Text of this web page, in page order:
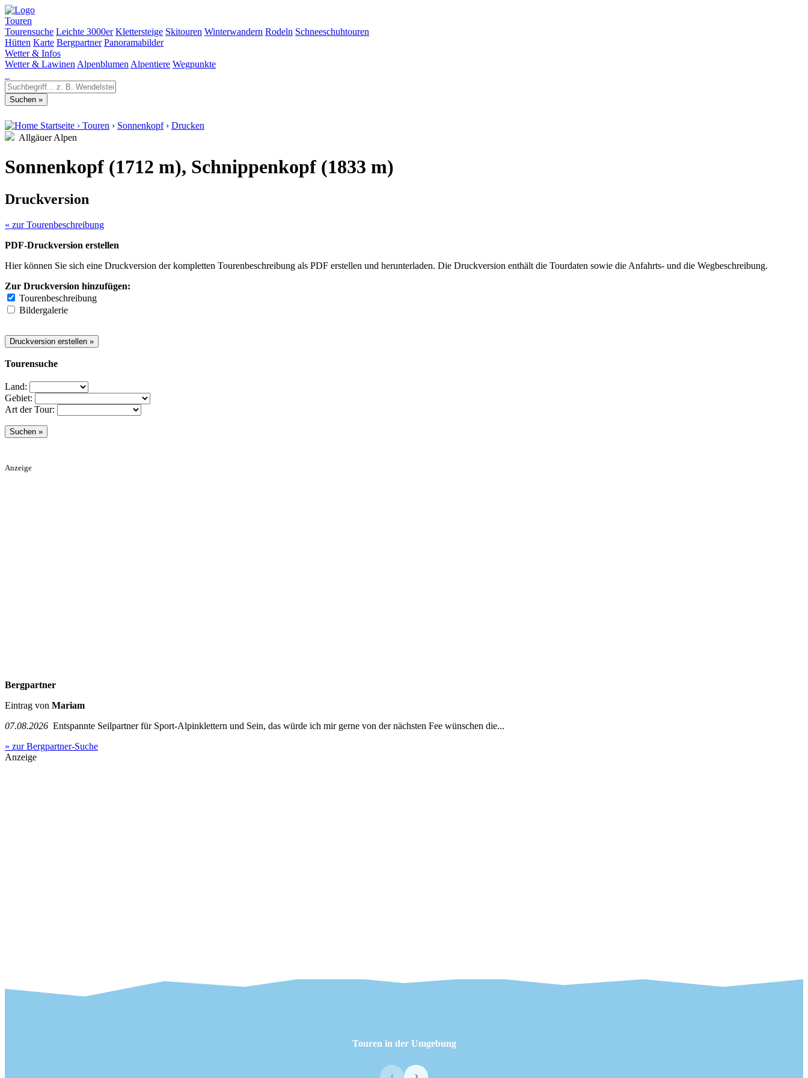
Touren
Tourensuche Leichte 3000er Klettersteige Skitouren Winterwandern Rodeln Schneeschuhtouren
Hütten Karte Bergpartner Panoramabilder
Wetter & Infos
Wetter & Lawinen Alpenblumen Alpentiere Wegpunkte
Startseite › Touren › Sonnenkopf › Drucken
Allgäuer Alpen
Sonnenkopf (1712 m), Schnippenkopf (1833 m)
Druckversion
« zur Tourenbeschreibung
PDF-Druckversion erstellen
Hier können Sie sich eine Druckversion der kompletten Tourenbeschreibung als PDF erstellen und herunterladen. Die Druckversion enthält die Tourdaten sowie die Anfahrts- und die Wegbeschreibung.
Zur Druckversion hinzufügen:
Tourenbeschreibung
Bildergalerie
Tourensuche
Land:
Gebiet:
Art der Tour:
Anzeige
Bergpartner
Eintrag von Mariam
07.08.2026 Entspannte Seilpartner für Sport-Alpinklettern und Sein, das würde ich mir gerne von der nächsten Fee wünschen die...
» zur Bergpartner-Suche
Anzeige
Touren in der Umgebung